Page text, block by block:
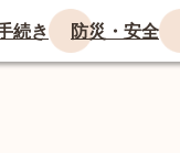
続き 防災・安全